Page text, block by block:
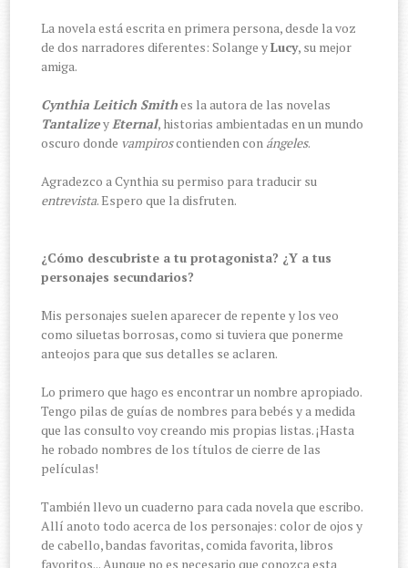
La novela está escrita en primera persona, desde la voz
de dos narradores diferentes: Solange yLucy, su mejor
amiga.
Cynthia Leitich Smithes la autora de las novelas
TantalizeyEternal, historias ambientadas en un mundo
oscuro donde vampiroscontienden con ángeles.
Agradezco a Cynthia su permiso para traducir su
entrevista. Espero que la disfruten.
¿Cómo descubriste a tu protagonista? ¿Y a tus
personajes secundarios?
Mis personajes suelen aparecer de repente y los veo
como siluetas borrosas, como si tuviera que ponerme
anteojos para que sus detalles se aclaren.
Lo primero que hago es encontrar un nombre apropiado.
Tengo pilas de guías de nombres para bebés y a medida
que las consulto voy creando mis propias listas. ¡Hasta
he robado nombres de los títulos de cierre de las
películas!
También llevo un cuaderno para cada novela que escribo.
Allí anoto todo acerca de los personajes: color de ojos y
de cabello, bandas favoritas, comida favorita, libros
favoritos... Aunque no es necesario que conozca esta